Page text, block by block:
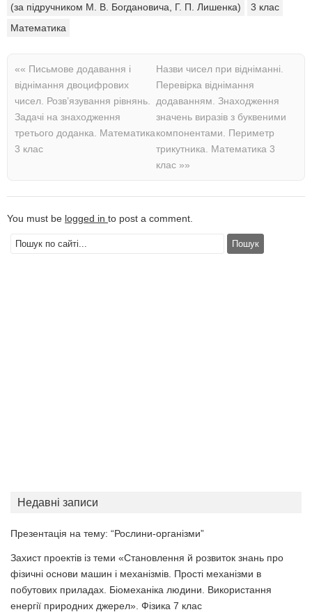
(за підручником М. В. Богдановича, Г. П. Лишенка)
3 клас
Математика
«« Письмове додавання і
віднімання двоцифрових
чисел. Розв’язування рівнянь.
Задачі на знаходження
третього доданка. Математика
3 клас
Назви чисел при відніманні.
Перевірка віднімання
додаванням. Знаходження
значень виразів з буквеними
компонентами. Периметр
трикутника. Математика 3
клас »»
You must be logged in to post a comment.
Недавні записи
Презентація на тему: “Рослини-організми”
Захист проектів із теми «Становлення й розвиток знань про
фізичні основи машин і механізмів. Прості механізми в
побутових приладах. Біомеханіка людини. Використання
енергії природних джерел». Фізика 7 клас